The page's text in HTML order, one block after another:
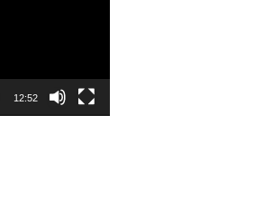
12:52